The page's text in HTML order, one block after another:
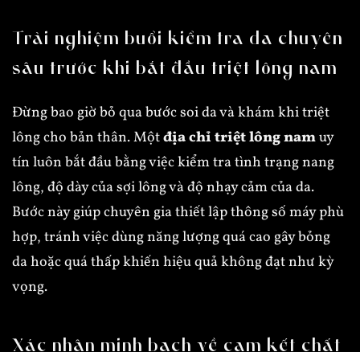
Trải nghiệm buổi kiểm tra da chuyên
sâu trước khi bắt đầu triệt lông nam
Đừng bao giờ bỏ qua bước soi da và khám khi triệt
lông cho bản thân. Mộtđịa chỉ triệt lông namuy
tín luôn bắt đầu bằng việc kiểm tra tình trạng nang
lông, độ dày của sợi lông và độ nhạy cảm của da.
Bước này giúp chuyên gia thiết lập thông số máy phù
hợp, tránh việc dùng năng lượng quá cao gây bỏng
da hoặc quá thấp khiến hiệu quả không đạt như kỳ
vọng.
Xác nhận minh bạch về cam kết chất